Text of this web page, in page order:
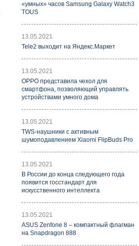
«умных» часов Samsung Galaxy Watch3
TOUS
13.05.2021
Tele2 выходит на Яндекс.Маркет
13.05.2021
OPPO представила чехол для
смартфона, позволяющий управлять
устройствами умного дома
13.05.2021
TWS-наушники с активным
шумоподавлением Xiaomi FlipBuds Pro
13.05.2021
В России до конца следующего года
появится госстандарт для
искусственного интеллекта
13.05.2021
ASUS Zenfone 8 – компактный флагман
на Snapdragon 888